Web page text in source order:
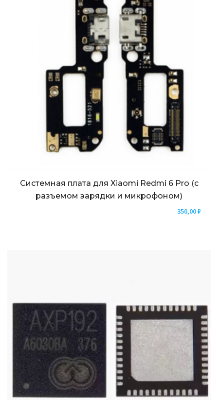
Системная плата для Xiaomi Redmi 6 Pro (с
разъемом зарядки и микрофоном)
350,00₽